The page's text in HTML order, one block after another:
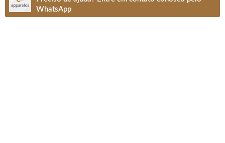
WhatsApp